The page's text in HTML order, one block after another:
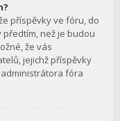
příspěvky ve fóru, do
než je budou
že vás
jejichž příspěvky
fóra